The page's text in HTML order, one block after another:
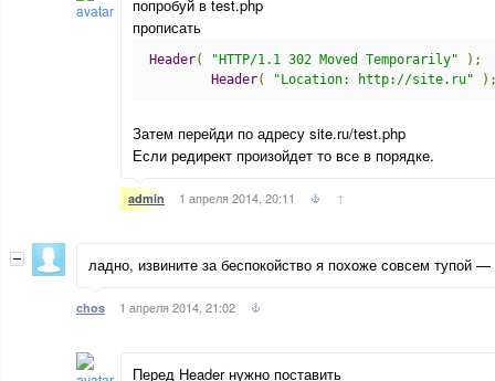
попробуй в test.php
прописать
Header( "HTTP/1.1 302 Moved Temporarily"
);
Header( "Location: http://site.ru"
Затем перейди по адресу site.ru/test.php
Если редирект произойдет то все в порядке.
admin 1 апреля 2014, 20:11 ↑
ладно, извините за беспокойство я похоже совсем тупой —
chos 1 апреля 2014, 21:02
Перед Header нужно поставить